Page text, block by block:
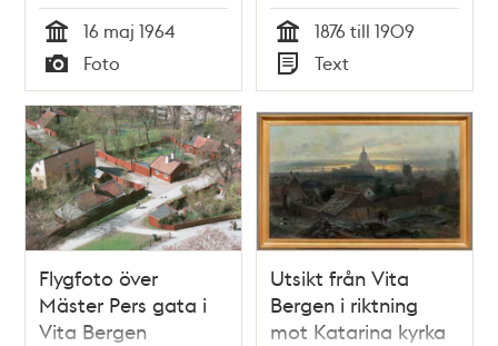
Tid
16 maj 1964
Typ
Foto Tid
1876 till 1909
Typ
Text
Flygfoto över
Mäster Pers gata i
Vita Bergen
Utsikt från Vita
Bergen i riktning
mot Katarina kyrka